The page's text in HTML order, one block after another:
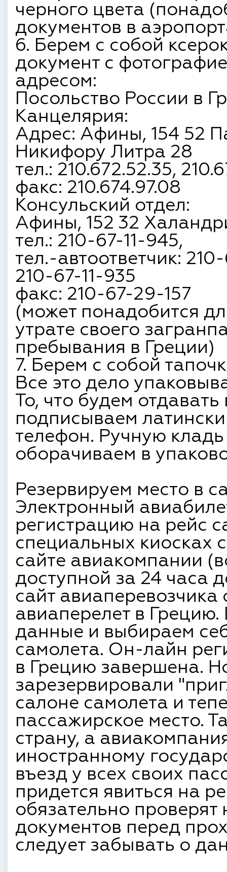
черного цвета
документов в
6. Берем с собой
документ с
адресом:
Посольство России в
Канцелярия:
Адрес: Афины, 154 52
Никифору Литра 28
тел.: 210.672.52.35,
факс: 210.674.97.08
Консульский отдел:
Афины, 152 32
тел.: 210-67-11-945,
тел.-автоответчик:
210-67-11-935
факс: 210-67-29-157
(может понадобится
утрате своего
пребывания в Греции)
7. Берем с собой
Все это дело
То, что будем
подписываем
телефон. Ручную
оборачиваем в
Резервируем место в
Электронный
регистрацию на рейс
специальных киосках
сайте авиакомпании
доступной за 24 часа
сайт
авиаперелет в
данные и выбираем
самолета. Он-лайн
в Грецию завершена.
зарезервировали
салоне самолета и
пассажирское место.
страну, а
иностранному
въезд у всех своих
придется явиться на
обязательно
документов перед
следует забывать о